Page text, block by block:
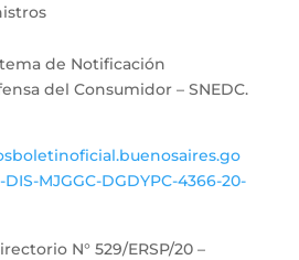
de Notificación
del Consumidor – SNEDC.
MJGGC-DGDYPC-4366-20-
N° 529/ERSP/20 –